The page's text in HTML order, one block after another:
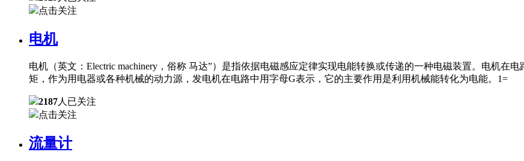
点击关注
电机
电机（英文：Electric machinery，俗称 马达”）是指依据电磁感应定律实现电能转换或传递的一种电磁装置。电机在
矩，作为用电器或各种机械的动力源，发电机在电路中用字母G表示，它的主要作用是利用机械能转化为电能。1=
2187人已关注
点击关注
流量计